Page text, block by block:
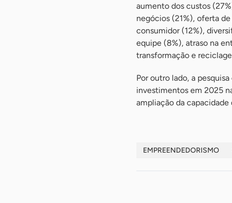
aumento dos custos
negócios (21%), oferta
consumidor (12%),
equipe (8%), atraso na
transformação e
Por outro lado, a
investimentos em 2025
ampliação da
EMPREENDEDORISMO